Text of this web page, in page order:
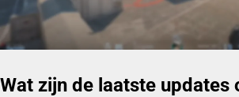
Wat zijn de laatste updates